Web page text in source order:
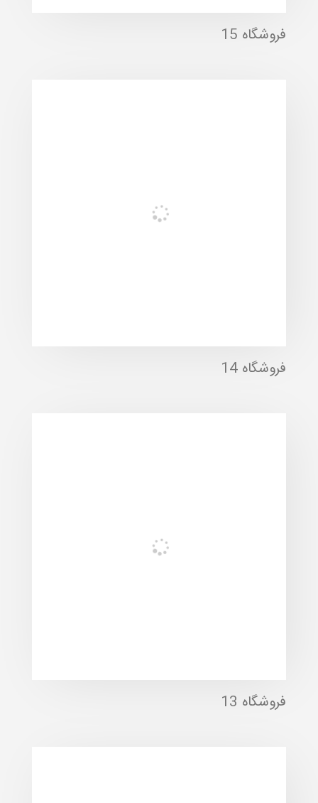
فروشگاه 15
فروشگاه 14
فروشگاه 13